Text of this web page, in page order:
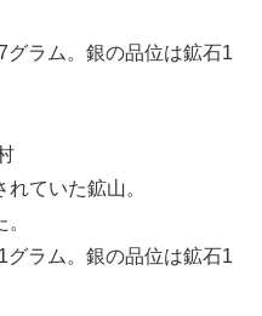
ラム。銀の品位は鉱石1
ていた鉱山。
ラム。銀の品位は鉱石1